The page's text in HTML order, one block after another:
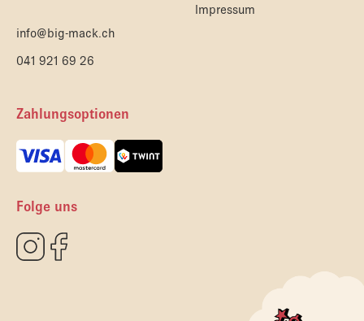
info@big-mack.ch
041 921 69 26
Impressum
Zahlungsoptionen
Folge uns